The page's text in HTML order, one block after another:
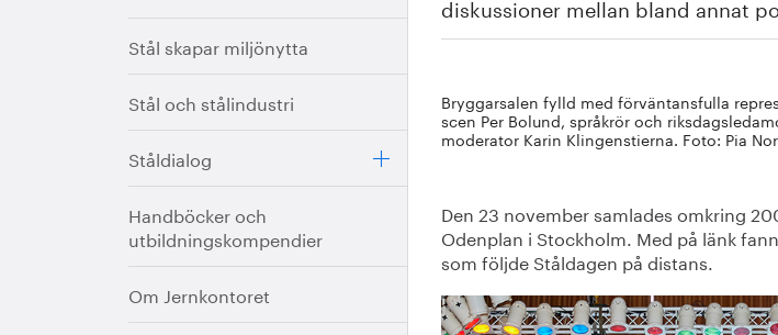
Stål skapar miljönytta
Stål och stålindustri
Ståldialog
Handböcker och
utbildningskompendier
Om Jernkontoret
diskussioner mellan bland annat
Bryggarsalen fylld med förväntansfulla
scen Per Bolund, språkrör och
moderator Karin Klingenstierna. Foto: Pia
Den 23 november samlades omkring
Odenplan i Stockholm. Med på länk
som följde Ståldagen på distans.